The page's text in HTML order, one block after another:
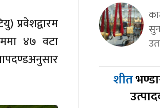
प्रवेशद्वारम
४७ वटा
शीत